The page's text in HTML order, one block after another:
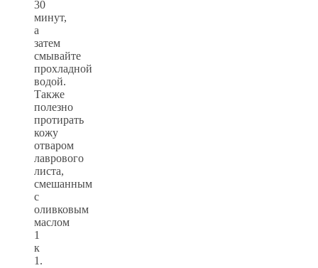
30
минут,
а
затем
смывайте
прохладной
водой.
Также
полезно
протирать
кожу
отваром
лаврового
листа,
смешанным
с
оливковым
маслом
1
к
1.